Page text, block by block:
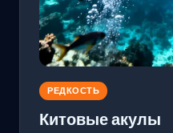
РЕДКОСТЬ
Китовые акулы